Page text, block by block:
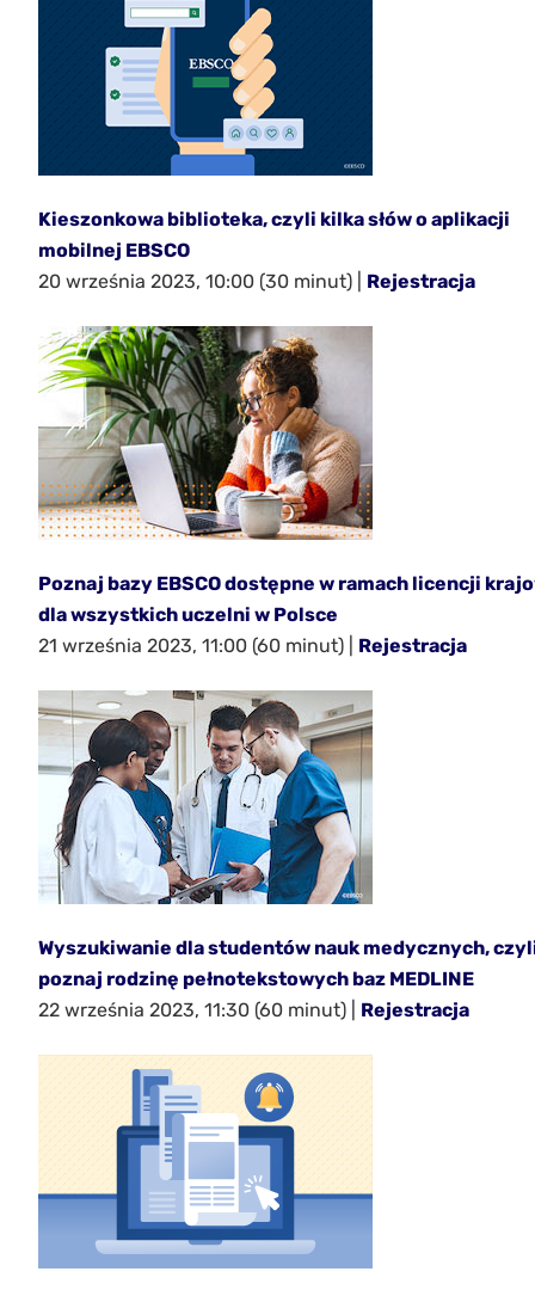
Kieszonkowa biblioteka, czyli kilka słów o aplikacji
mobilnej EBSCO
20 września 2023, 10:00 (30 minut) | Rejestracja
Poznaj bazy EBSCO dostępne w ramach licencji
dla wszystkich uczelni w Polsce
21 września 2023, 11:00 (60 minut) | Rejestracja
Wyszukiwanie dla studentów nauk medycznych,
poznaj rodzinę pełnotekstowych baz MEDLINE
22 września 2023, 11:30 (60 minut) | Rejestracja